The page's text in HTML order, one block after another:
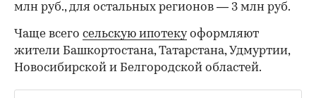
млн руб., для остальных регионов — 3 млн руб.
Чаще всего сельскую ипотекуоформляют
жители Башкортостана, Татарстана, Удмуртии,
Новосибирской и Белгородской областей.